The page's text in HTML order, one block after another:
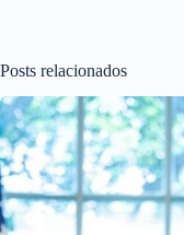
Posts relacionados